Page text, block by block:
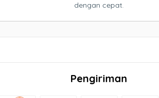
dengan cepat.
Pengiriman